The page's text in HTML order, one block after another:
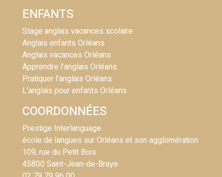
ENFANTS
Stage anglais vacances scolaire
Anglais enfants Orléans
Anglais vacances Orléans
Apprendre l’anglais Orléans
Pratiquer l’anglais Orléans
L’anglais pour enfants Orléans
COORDONNÉES
Prestige Interlanguage
école de langues sur Orléans et son agglomération
109, rue du Petit Bois
45800 Saint-Jean-de-Braye